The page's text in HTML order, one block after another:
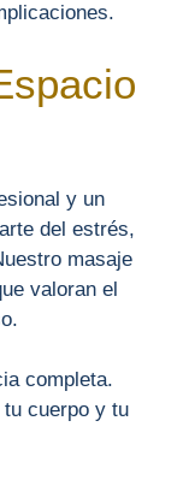
y un
del estrés,
masaje
valoran el
completa.
cuerpo y tu